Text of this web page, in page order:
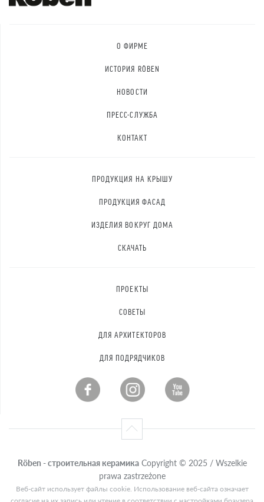
О ФИРМЕ
ИСТОРИЯ RÖBEN
НОВОСТИ
ПРЕСС-СЛУЖБА
КОНТАКТ
ПРОДУКЦИЯ НА КРЫШУ
ПРОДУКЦИЯ ФАСАД
ИЗДЕЛИЯ ВОКРУГ ДОМА
СКАЧАТЬ
ПРОЕКТЫ
СОВЕТЫ
ДЛЯ АРХИТЕКТОРОВ
ДЛЯ ПОДРЯДЧИКОВ
Röben - строительная керамикаCopyright © 2025 / Wszelkie
prawa zastrzeżone
Веб-сайт использует файлы cookie. Использование веб-сайта означает